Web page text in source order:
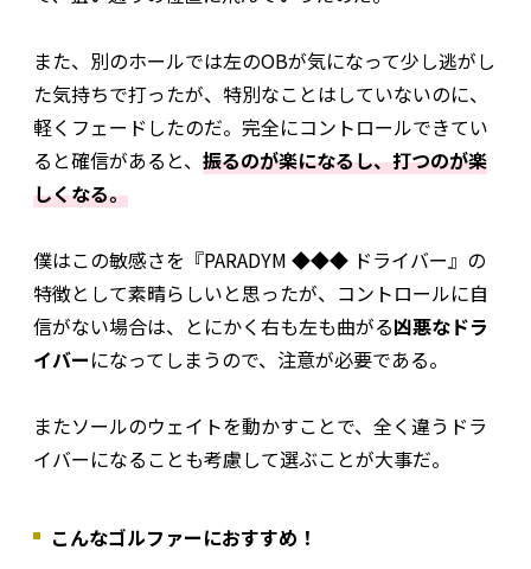
また、別のホールでは左のOBが気になって少し逃がし
た気持ちで打ったが、特別なことはしていないのに、
軽くフェードしたのだ。完全にコントロールできてい
ると確信があると、 振るのが楽になるし、打つのが楽
しくなる。
僕はこの敏感さを『PARADYM ◆◆◆ ドライバー』の
特徴として素晴らしいと思ったが、コントロールに自
信がない場合は、とにかく右も左も曲がる凶悪なドラ
イバーになってしまうので、注意が必要である。
またソールのウェイトを動かすことで、全く違うドラ
イバーになることも考慮して選ぶことが大事だ。
こんなゴルファーにおすすめ！